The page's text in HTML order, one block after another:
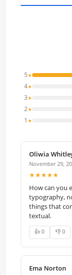
5★
4★
3★
2★
1 ★
Oliwia
November 29,
★★★★★
How can you
typography,
things that
textual.
👍 0 👎 0
Ema Norton